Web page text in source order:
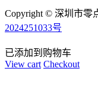
Copyright © 深圳市零
2024251033号
已添加到购物车
View cart Checkout